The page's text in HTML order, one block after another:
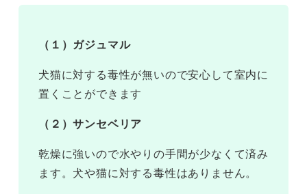
（１）ガジュマル
犬猫に対する毒性が無いので安心して室内に
置くことができます
（２）サンセベリア
乾燥に強いので水やりの手間が少なくて済み
ます。犬や猫に対する毒性はありません。